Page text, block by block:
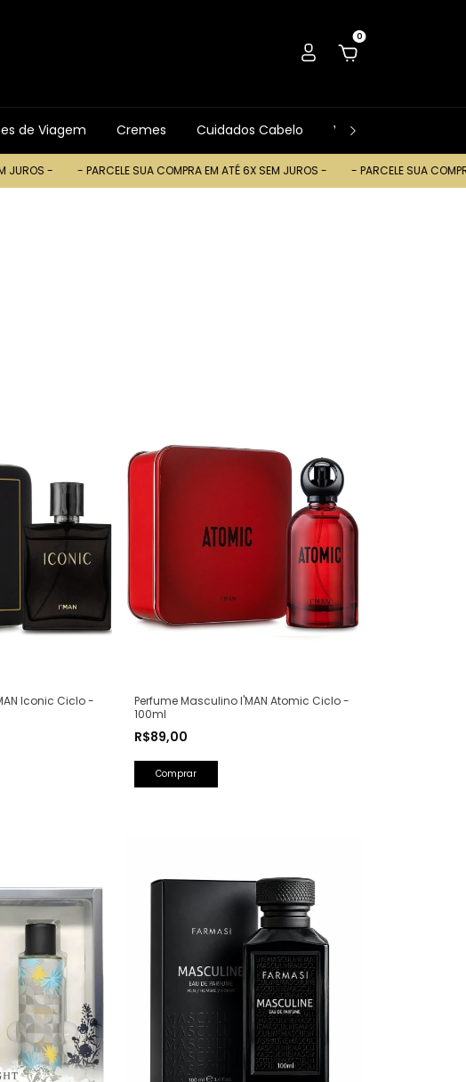
0
de Viagem Cremes Cuidados Cabelo Ver Tudo
- PARCELE SUA COMPRA EM ATÉ 6X SEM JUROS - - PARCELE SUA COMPRA EM
Iconic Ciclo -
Perfume Masculino I'MAN Atomic Ciclo -
100ml
R$89,00